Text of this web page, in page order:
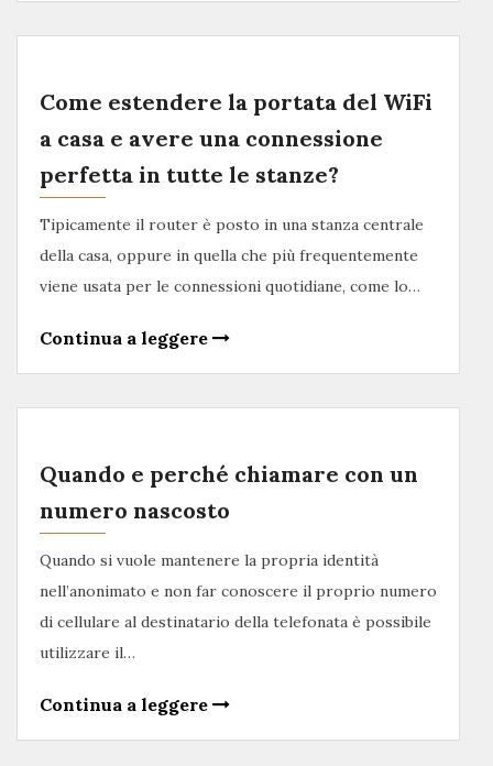
Come estendere la portata del WiFi
a casa e avere una connessione
perfetta in tutte le stanze?
Tipicamente il router è posto in una stanza centrale
della casa, oppure in quella che più frequentemente
viene usata per le connessioni quotidiane, come lo…
Continua a leggere
Quando e perché chiamare con un
numero nascosto
Quando si vuole mantenere la propria identità
nell’anonimato e non far conoscere il proprio numero
di cellulare al destinatario della telefonata è possibile
utilizzare il…
Continua a leggere